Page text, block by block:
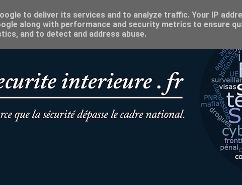
to deliver its services and to analyze traffic. Your IP
along with performance and security metrics to ensure
and to detect and address abuse.